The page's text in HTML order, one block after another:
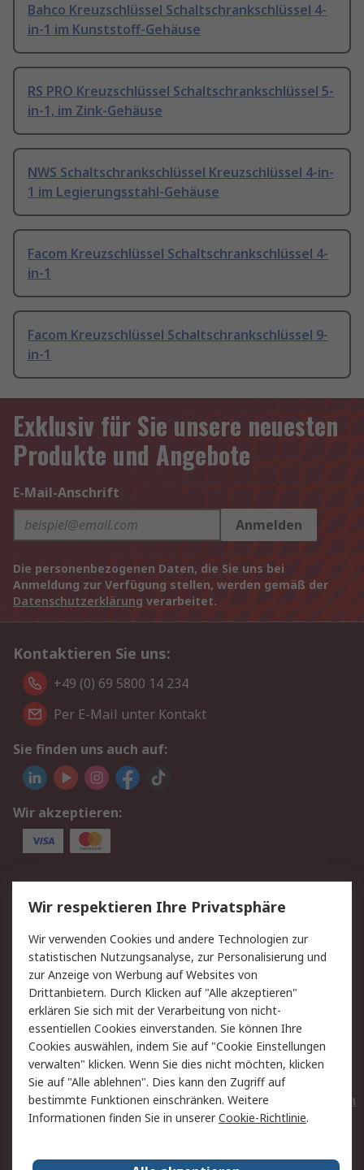
Bahco Kreuzschlüssel Schaltschrankschlüssel 4-
in-1 im Kunststoff-Gehäuse
RS PRO Kreuzschlüssel Schaltschrankschlüssel 5-
in-1, im Zink-Gehäuse
NWS Schaltschrankschlüssel Kreuzschlüssel 4-in-
1 im Legierungsstahl-Gehäuse
Facom Kreuzschlüssel Schaltschrankschlüssel 4-
in-1
Facom Kreuzschlüssel Schaltschrankschlüssel 9-
in-1
Exklusiv für Sie unsere neuesten
Produkte und Angebote
E-Mail-Anschrift
Anmelden
Die personenbezogenen Daten, die Sie uns bei
Anmeldung zur Verfügung stellen, werden gemäß der
Datenschutzerklärung verarbeitet.
Kontaktieren Sie uns:
+49 (0) 69 5800 14 234
Per E-Mail unter Kontakt
Sie finden uns auch auf:
Wir akzeptieren:
Service
Value Added Services
Lieferlösungen
Rücksendungen
Kontakt
Hilfe
Privatkunden
Rechtliches
AGB
Datenschutz
Cookie-Richtlinie
Zahlungsbedingungen
Copyright/Impressum
Entsorgung
Elektrogeräte/Batterien
Wir respektieren Ihre Privatsphäre
Wir verwenden Cookies und andere Technologien zur
statistischen Nutzungsanalyse, zur Personalisierung und
zur Anzeige von Werbung auf Websites von
Drittanbietern. Durch Klicken auf "Alle akzeptieren"
erklären Sie sich mit der Verarbeitung von nicht-
essentiellen Cookies einverstanden. Sie können Ihre
Cookies auswählen, indem Sie auf "Cookie Einstellungen
verwalten" klicken. Wenn Sie dies nicht möchten, klicken
Sie auf "Alle ablehnen". Dies kann den Zugriff auf
bestimmte Funktionen einschränken. Weitere
Informationen finden Sie in unsererCookie-Richtlinie.